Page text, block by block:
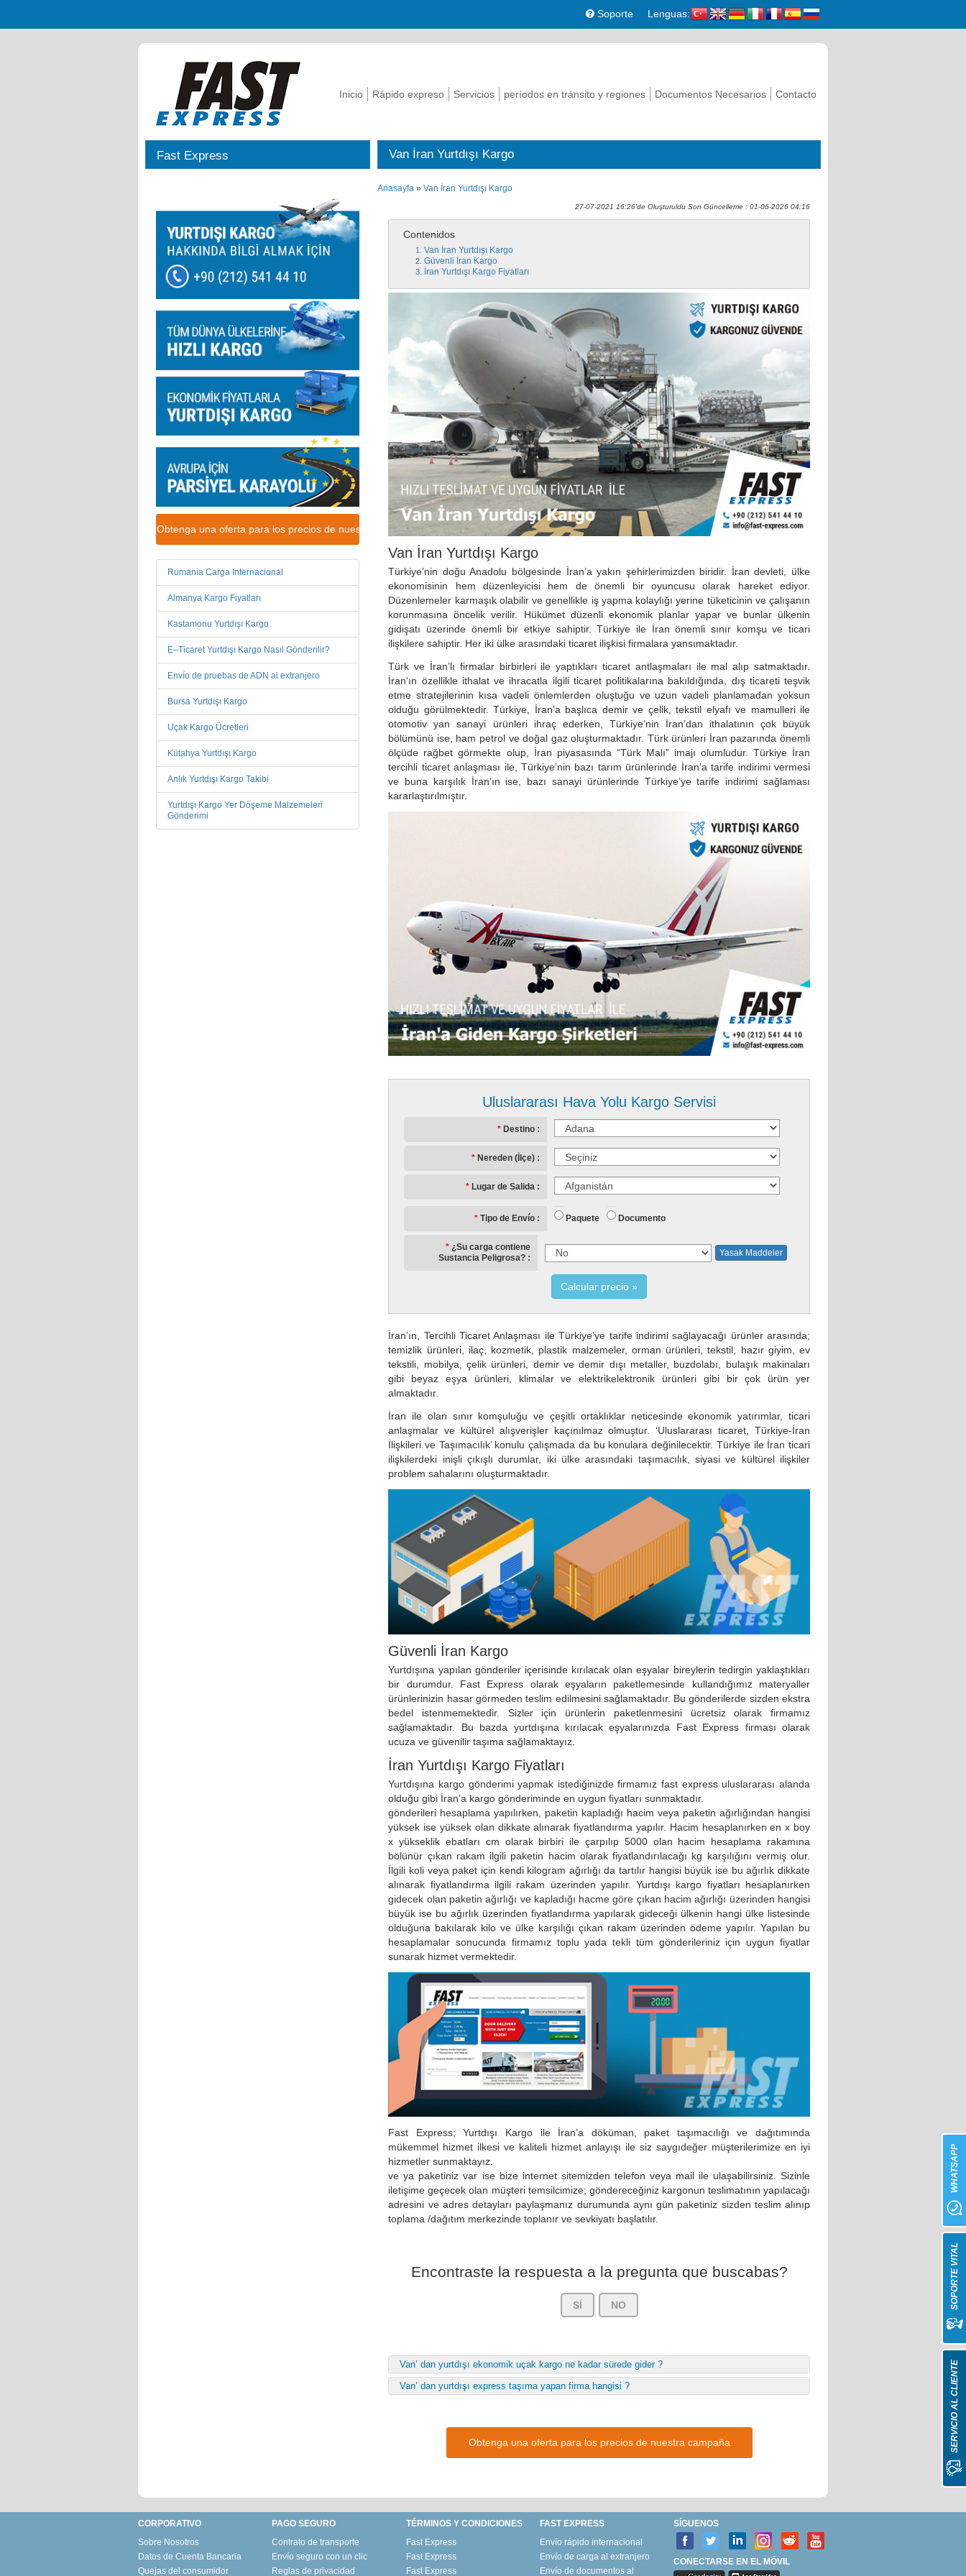
Soporte Lenguas:
Inicio Rápido expreso Servicios períodos en tránsito y regiones Documentos Necesarios Contacto
Fast Express
Obtenga una oferta para los precios de nuestra campaña
Rumania Carga Internacional
Almanya Kargo Fiyatları
Kastamonu Yurtdışı Kargo
E–Ticaret Yurtdışı Kargo Nasıl Gönderilir?
Envío de pruebas de ADN al extranjero
Bursa Yurtdışı Kargo
Uçak Kargo Ücretleri
Kütahya Yurtdışı Kargo
Anlık Yurtdışı Kargo Takibi
Yurtdışı Kargo Yer Döşeme Malzemeleri
Gönderimi
Van İran Yurtdışı Kargo
Anasayfa »Van İran Yurtdışı Kargo
27-07-2021 16:26'de Oluşturuldu Son Güncelleme : 01-06-2026 04:16
Uluslararası Hava Yolu Kargo Servisi
Destino
Nereden (İlçe)
Lugar de Salida
Tipo de Envío Paquete Documento
¿Su carga contiene
Sustancia Peligrosa?
Yasak Maddeler
Calcular precio
Contenidos
Van İran Yurtdışı Kargo
Güvenli İran Kargo
İran Yurtdışı Kargo Fiyatları
Van İran Yurtdışı Kargo
Türkiye’nin doğu Anadolu bölgesinde İran’a yakın şehirlerimizden biridir. İran devleti, ülke
ekonomisinin hem düzenleyicisi hem de önemli bir oyuncusu olarak hareket ediyor.
Düzenlemeler karmaşık olabilir ve genellikle iş yapma kolaylığı yerine tüketicinin ve çalışanın
korunmasına öncelik verilir. Hükümet düzenli ekonomik planlar yapar ve bunlar ülkenin
gidişatı üzerinde önemli bir etkiye sahiptir. Türkiye ile İran önemli sınır komşu ve ticari
ilişkilere sahiptir. Her iki ülke arasındaki ticaret ilişkisi firmalara yansımaktadır.
Türk ve İran’lı firmalar birbirleri ile yaptıkları ticaret antlaşmaları ile mal alıp satmaktadır.
İran'ın özellikle ithalat ve ihracatla ilgili ticaret politikalarına bakıldığında, dış ticareti teşvik
etme stratejilerinin kısa vadeli önlemlerden oluştuğu ve uzun vadeli planlamadan yoksun
olduğu görülmektedir. Türkiye, İran’a başlıca demir ve çelik, tekstil elyafı ve mamulleri ile
otomotiv yan sanayi ürünleri ihraç ederken, Türkiye’nin İran’dan ithalatının çok büyük
bölümünü ise, ham petrol ve doğal gaz oluşturmaktadır. Türk ürünleri İran pazarında önemli
ölçüde rağbet görmekte olup, İran piyasasında “Türk Malı” imajı olumludur. Türkiye İran
tercihli ticaret anlaşması ile, Türkiye’nin bazı tarım ürünlerinde İran’a tarife indirimi vermesi
ve buna karşılık İran’ın ise, bazı sanayi ürünlerinde Türkiye’ye tarife indirimi sağlaması
kararlaştırılmıştır.
İran’ın, Tercihli Ticaret Anlaşması ile Türkiye’ye tarife indirimi sağlayacağı ürünler arasında;
temizlik ürünleri, ilaç, kozmetik, plastik malzemeler, orman ürünleri, tekstil, hazır giyim, ev
tekstili, mobilya, çelik ürünleri, demir ve demir dışı metaller, buzdolabı, bulaşık makinaları
gibi beyaz eşya ürünleri, klimalar ve elektrikelektronik ürünleri gibi bir çok ürün yer
almaktadır.
İran ile olan sınır komşuluğu ve çeşitli ortaklıklar neticesinde ekonomik yatırımlar, ticari
anlaşmalar ve kültürel alışverişler kaçınılmaz olmuştur. ‘Uluslararası ticaret, Türkiye-İran
İlişkileri ve Taşımacılık’ konulu çalışmada da bu konulara değinilecektir. Türkiye ile İran ticari
ilişkilerdeki inişli çıkışlı durumlar, iki ülke arasındaki taşımacılık, siyasi ve kültürel ilişkiler
problem sahalarını oluşturmaktadır.
Güvenli İran Kargo
Yurtdışına yapılan gönderiler içerisinde kırılacak olan eşyalar bireylerin tedirgin yaklaştıkları
bir durumdur. Fast Express olarak eşyaların paketlemesinde kullandığımız materyaller
ürünlerinizin hasar görmeden teslim edilmesini sağlamaktadır. Bu gönderilerde sizden ekstra
bedel istenmemektedir. Sizler için ürünlerin paketlenmesini ücretsiz olarak firmamız
sağlamaktadır. Bu bazda yurtdışına kırılacak eşyalarınızda Fast Express firması olarak
ucuza ve güvenilir taşıma sağlamaktayız.
İran Yurtdışı Kargo Fiyatları
Yurtdışına kargo gönderimi yapmak istediğinizde firmamız fast express uluslararası alanda
olduğu gibi İran’a kargo gönderiminde en uygun fiyatları sunmaktadır.
gönderileri hesaplama yapılırken, paketin kapladığı hacim veya paketin ağırlığından hangisi
yüksek ise yüksek olan dikkate alınarak fiyatlandırma yapılır. Hacim hesaplanırken en x boy
x yükseklik ebatları cm olarak birbiri ile çarpılıp 5000 olan hacim hesaplama rakamına
bölünür çıkan rakam ilgili paketin hacim olarak fiyatlandırılacağı kg karşılığını vermiş olur.
İlgili koli veya paket için kendi kilogram ağırlığı da tartılır hangisi büyük ise bu ağırlık dikkate
alınarak fiyatlandırma ilgili rakam üzerinden yapılır. Yurtdışı kargo fiyatları hesaplanırken
gidecek olan paketin ağırlığı ve kapladığı hacme göre çıkan hacim ağırlığı üzerinden hangisi
büyük ise bu ağırlık üzerinden fiyatlandırma yapılarak gideceği ülkenin hangi ülke listesinde
olduğuna bakılarak kilo ve ülke karşılığı çıkan rakam üzerinden ödeme yapılır. Yapılan bu
hesaplamalar sonucunda firmamız toplu yada tekli tüm gönderileriniz için uygun fiyatlar
sunarak hizmet vermektedir.
Fast Express; Yurtdışı Kargo ile İran’a döküman, paket taşımacılığı ve dağıtımında
mükemmel hizmet ilkesi ve kaliteli hizmet anlayışı ile siz saygıdeğer müşterilerimize en iyi
hizmetler sunmaktayız.
ve ya paketiniz var ise bize internet sitemizden telefon veya mail ile ulaşabilirsiniz. Sizinle
iletişime geçecek olan müşteri temsilcimize; göndereceğiniz kargonun teslimatının yapılacağı
adresini ve adres detayları paylaşmanız durumunda aynı gün paketiniz sizden teslim alınıp
toplama /dağıtım merkezinde toplanır ve sevkiyatı başlatılır.
Encontraste la respuesta a la pregunta que buscabas?
SÍ NO
Van’ dan yurtdışı ekonomik uçak kargo ne kadar sürede gider ?
Van’ dan yurtdışı express taşıma yapan firma hangisi ?
Obtenga una oferta para los precios de nuestra campaña
CORPORATIVO
Sobre Nosotros
Datos de Cuenta Bancaria
Quejas del consumidor
PAGO SEGURO
Contrato de transporte
Envío seguro con un clic
Reglas de privacidad
TÉRMINOS Y CONDICIONES
Fast Express
Fast Express
Fast Express
FAST EXPRESS
Envío rápido internacional
Envío de carga al extranjero
Envío de documentos al
SÍGUENOS
CONECTARSE EN EL MÓVIL
SERVICIO AL CLIENTE
SOPORTE VITAL
WHATSAPP